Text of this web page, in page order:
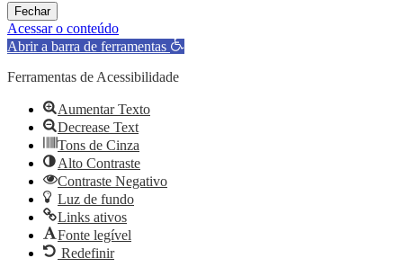
Fechar
Acessar o conteúdo
Abrir a barra de ferramentas
Ferramentas de Acessibilidade
Aumentar Texto
Decrease Text
Tons de Cinza
Alto Contraste
Contraste Negativo
Luz de fundo
Links ativos
Fonte legível
Redefinir